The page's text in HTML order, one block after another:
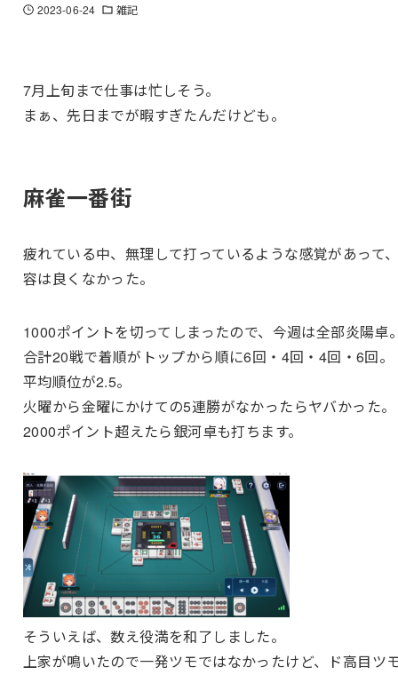
2023-06-24 雑記
7月上旬まで仕事は忙しそう。
まぁ、先日までが暇すぎたんだけども。
麻雀一番街
疲れている中、無理して打っているような感覚があって
容は良くなかった。
1000ポイントを切ってしまったので、今週は全部炎陽卓
合計20戦で着順がトップから順に6回・4回・4回・6回。
平均順位が2.5。
火曜から金曜にかけての5連勝がなかったらヤバかった。
2000ポイント超えたら銀河卓も打ちます。
そういえば、数え役満を和了しました。
上家が鳴いたので一発ツモではなかったけど、ド高目ツ